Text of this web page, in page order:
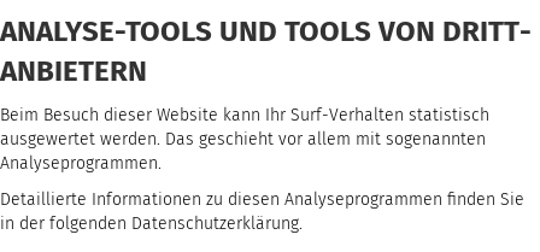
ANALYSE-TOOLS UND TOOLS VON DRITT­
ANBIETERN
Beim Besuch dieser Website kann Ihr Surf-Verhalten statistisch
ausgewertet werden. Das geschieht vor allem mit sogenannten
Analyseprogrammen.
Detaillierte Informationen zu diesen Analyseprogrammen finden Sie
in der folgenden Datenschutzerklärung.